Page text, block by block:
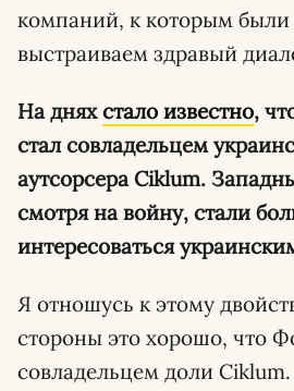
компаний, к которым были
выстраиваем здравый
На дняхстало известно,
стал совладельцем
аутсорсера Ciklum.
смотря на войну, стали
интересоваться
Я отношусь к этому
стороны это хорошо, что
совладельцем доли